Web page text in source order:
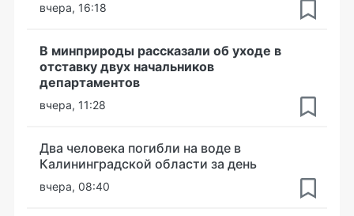
вчера, 16:18
В минприроды рассказали об уходе в
отставку двух начальников
департаментов
вчера, 11:28
Два человека погибли на воде в
Калининградской области за день
вчера, 08:40